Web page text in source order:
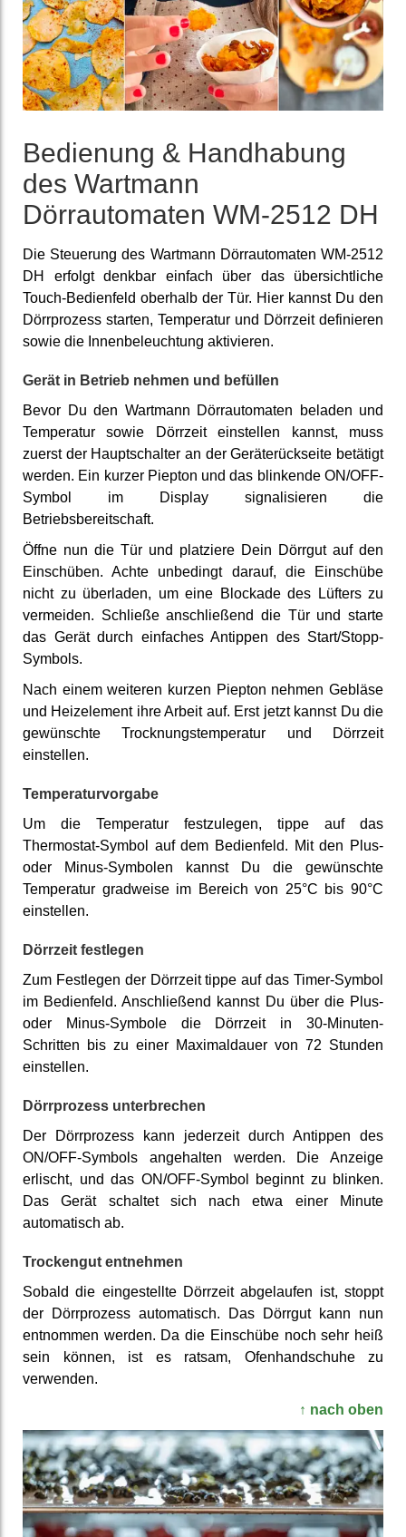
Bedienung & Handhabung
des Wartmann
Dörrautomaten WM-2512 DH
Die Steuerung des Wartmann Dörrautomaten WM-2512
DH erfolgt denkbar einfach über das übersichtliche
Touch-Bedienfeld oberhalb der Tür. Hier kannst Du den
Dörrprozess starten, Temperatur und Dörrzeit definieren
sowie die Innenbeleuchtung aktivieren.
Gerät in Betrieb nehmen und befüllen
Bevor Du den Wartmann Dörrautomaten beladen und
Temperatur sowie Dörrzeit einstellen kannst, muss
zuerst der Hauptschalter an der Geräterückseite betätigt
werden. Ein kurzer Piepton und das blinkende ON/OFF-
Symbol im Display signalisieren die
Betriebsbereitschaft.
Öffne nun die Tür und platziere Dein Dörrgut auf den
Einschüben. Achte unbedingt darauf, die Einschübe
nicht zu überladen, um eine Blockade des Lüfters zu
vermeiden. Schließe anschließend die Tür und starte
das Gerät durch einfaches Antippen des Start/Stopp-
Symbols.
Nach einem weiteren kurzen Piepton nehmen Gebläse
und Heizelement ihre Arbeit auf. Erst jetzt kannst Du die
gewünschte Trocknungstemperatur und Dörrzeit
einstellen.
Temperaturvorgabe
Um die Temperatur festzulegen, tippe auf das
Thermostat-Symbol auf dem Bedienfeld. Mit den Plus-
oder Minus-Symbolen kannst Du die gewünschte
Temperatur gradweise im Bereich von 25°C bis 90°C
einstellen.
Dörrzeit festlegen
Zum Festlegen der Dörrzeit tippe auf das Timer-Symbol
im Bedienfeld. Anschließend kannst Du über die Plus-
oder Minus-Symbole die Dörrzeit in 30-Minuten-
Schritten bis zu einer Maximaldauer von 72 Stunden
einstellen.
Dörrprozess unterbrechen
Der Dörrprozess kann jederzeit durch Antippen des
ON/OFF-Symbols angehalten werden. Die Anzeige
erlischt, und das ON/OFF-Symbol beginnt zu blinken.
Das Gerät schaltet sich nach etwa einer Minute
automatisch ab.
Trockengut entnehmen
Sobald die eingestellte Dörrzeit abgelaufen ist, stoppt
der Dörrprozess automatisch. Das Dörrgut kann nun
entnommen werden. Da die Einschübe noch sehr heiß
sein können, ist es ratsam, Ofenhandschuhe zu
verwenden.
↑ nach oben